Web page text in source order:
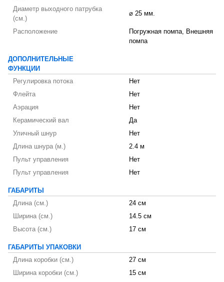
Диаметр выходного патрубка
(см.)
⌀ 25 мм.
Расположение
Погружная помпа, Внешняя
помпа
ДОПОЛНИТЕЛЬНЫЕ
ФУНКЦИИ
Регулировка потока
Нет
Флейта
Нет
Аэрация
Нет
Керамический вал
Да
Уличный шнур
Нет
Длина шнура (м.)
2.4 м
Пульт управления
Нет
Пульт управления
Нет
ГАБАРИТЫ
Длина (см.)
24 см
Ширина (см.)
14.5 см
Высота (см.)
17 см
ГАБАРИТЫ УПАКОВКИ
Длина коробки (см.)
27 см
Ширина коробки (см.)
15 см